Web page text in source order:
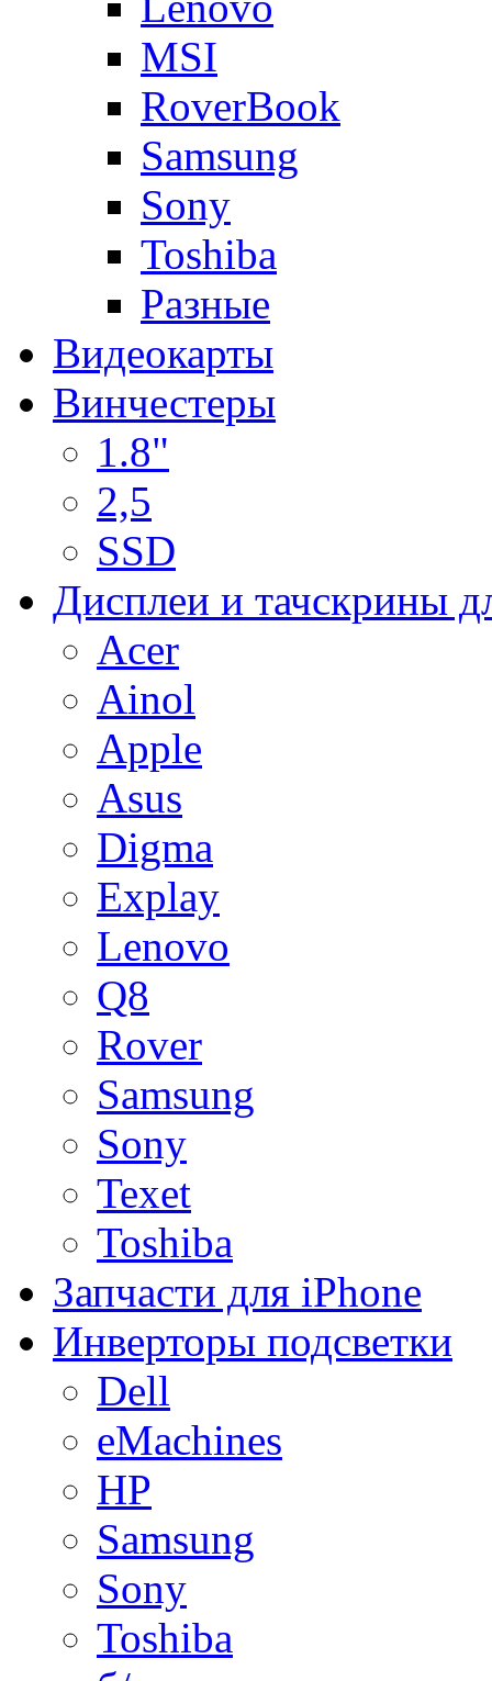
MSI
RoverBook
Samsung
Sony
Toshiba
Разные
Видеокарты
Винчестеры
1.8"
2,5
SSD
Дисплеи и тачскрины
Acer
Ainol
Apple
Asus
Digma
Explay
Lenovo
Q8
Rover
Samsung
Sony
Texet
Toshiba
Запчасти для iPhone
Инверторы подсветки
Dell
eMachines
HP
Samsung
Sony
Toshiba